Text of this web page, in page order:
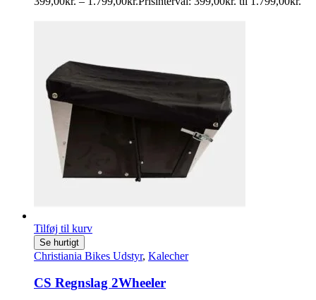
Tilføj til kurv
Se hurtigt
Christiania Bikes Udstyr, Kalecher
CS Regnslag 2Wheeler